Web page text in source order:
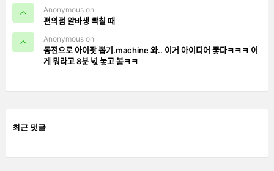
Anonymous on
편의점 알바생 빡칠 때
Anonymous on
동전으로 아이팟 뽑기.machine 와.. 이거 아이디어 좋다ㅋㅋㅋ 이
게 뭐라고 8분 넋 놓고 봄ㅋㅋ
최근 댓글